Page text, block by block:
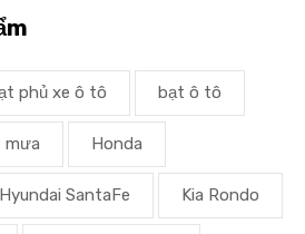
phủ xe ô tô bạt ô tô
mưa Honda
Hyundai SantaFe Kia Rondo